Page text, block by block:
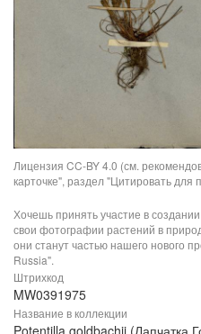
Лицензия CC-BY 4.0 (см.
карточке", раздел "Цитировать для
Хочешь принять участие в
свои фотографии растений в
они станут частью нашего нового
Russia".
Штрихкод
MW0391975
Название в коллекции